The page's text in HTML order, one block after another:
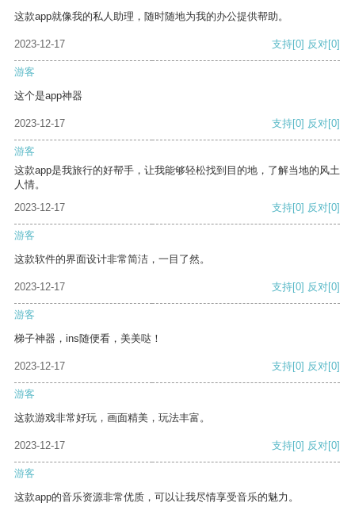
这款app就像我的私人助理，随时随地为我的办公提供帮助。
2023-12-17 支持[0] 反对[0]
游客
这个是app神器
2023-12-17 支持[0] 反对[0]
游客
这款app是我旅行的好帮手，让我能够轻松找到目的地，了解当地的风土
人情。
2023-12-17
支持[0] 反对[0]
游客
这款软件的界面设计非常简洁，一目了然。
2023-12-17 支持[0] 反对[0]
游客
梯子神器，ins随便看，美美哒！
2023-12-17 支持[0] 反对[0]
游客
这款游戏非常好玩，画面精美，玩法丰富。
2023-12-17 支持[0] 反对[0]
游客
这款app的音乐资源非常优质，可以让我尽情享受音乐的魅力。